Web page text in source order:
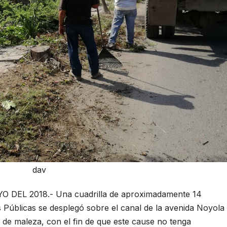
dav
DEL 2018.- Una cuadrilla de aproximadamente 14
se desplegó sobre el canal de la avenida Noyola
maleza, con el fin de que este cause no tenga